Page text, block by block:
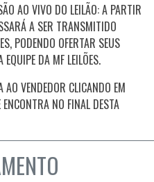
AO VIVO DO LEILÃO: A PARTIR
A SER TRANSMITIDO
PODENDO OFERTAR SEUS
DA MF LEILÕES.
VENDEDOR CLICANDO EM
NO FINAL DESTA